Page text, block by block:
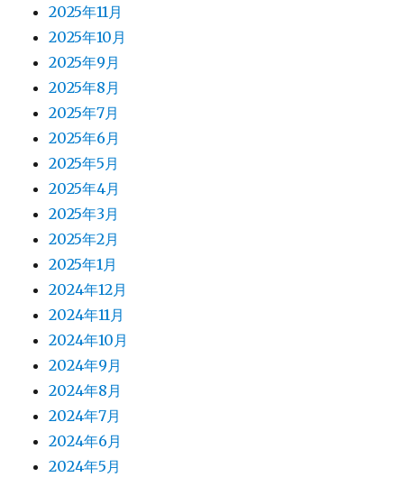
2025年11月
2025年10月
2025年9月
2025年8月
2025年7月
2025年6月
2025年5月
2025年4月
2025年3月
2025年2月
2025年1月
2024年12月
2024年11月
2024年10月
2024年9月
2024年8月
2024年7月
2024年6月
2024年5月